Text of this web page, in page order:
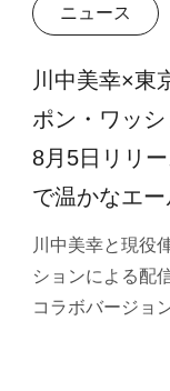
ニュース
川中美幸×東
ポン・ワッシ
8月5日リリ
で温かなエー
川中美幸と現役
ションによる配
コラボバージョ